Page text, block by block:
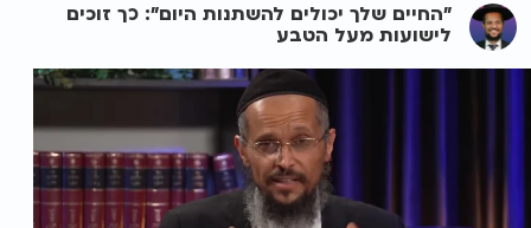
"החיים שלך יכולים להשתנות היום": כך זוכים
לישועות מעל הטבע